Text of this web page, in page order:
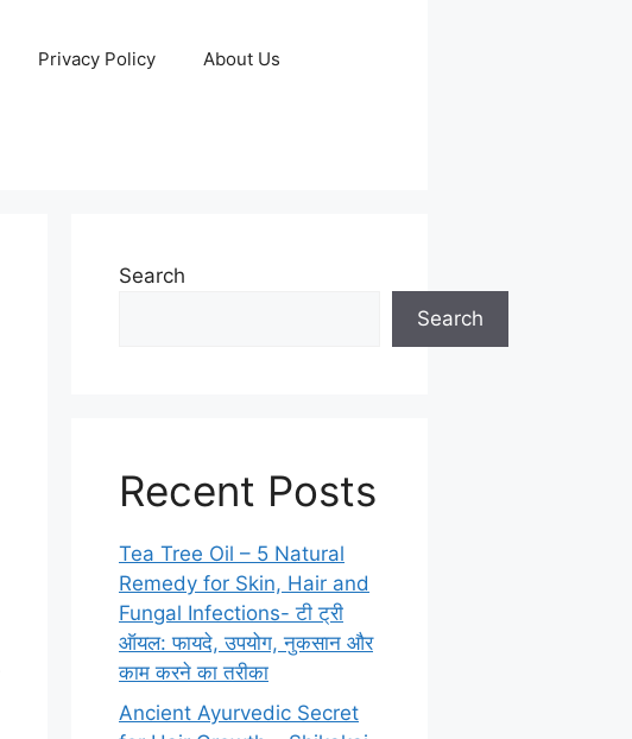
Privacy Policy About Us
Search
Search
Recent Posts
Tea Tree Oil – 5 Natural
Remedy for Skin, Hair and
Fungal Infections- टी ट्री
ऑयल: फायदे, उपयोग, नुकसान और
काम करने का तरीका
Ancient Ayurvedic Secret